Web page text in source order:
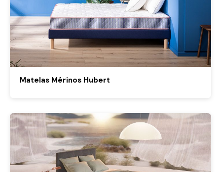
Matelas Mérinos Hubert